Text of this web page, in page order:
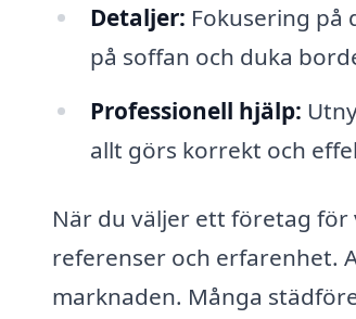
Detaljer: Fokusering på
på soffan och duka
Professionell hjälp:
allt görs korrekt och
När du väljer ett företag
referenser och erfarenhet.
marknaden. Många